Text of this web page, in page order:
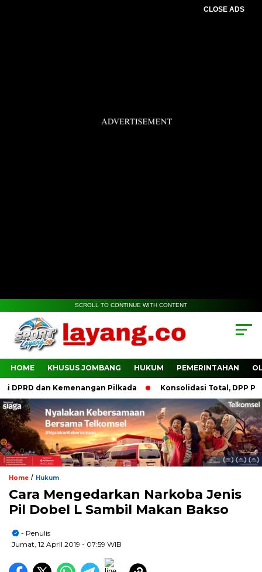
CLOSE ADS
SCROLL TO CONTINUE WITH CONTENT
HOME KHUSUS JOMBANG HUKUM PEMERINTAHAN
dan Kemenangan Pilkada Konsolidasi Total, DPP PDI
Home / Hukum
Cara Mengedarkan Narkoba Jenis
Pil Dobel L Sambil Makan Bakso
- Penulis
Jumat, 12 April 2019 - 07:59 WIB